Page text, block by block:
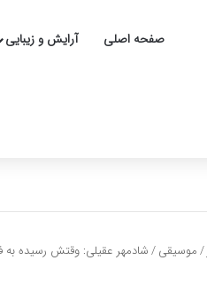
صفحه اصلی آرایش و زیبایی
/موسیقی/شادمهر عقیلی: وقتش رسیده به